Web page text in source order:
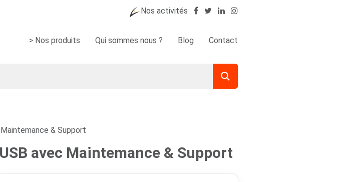
Nos activités
> Nos produits Qui sommes nous ? Blog Contact
& Support
avec Maintemance & Support